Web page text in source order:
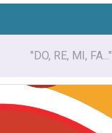
"DO, RE, MI, FA..."